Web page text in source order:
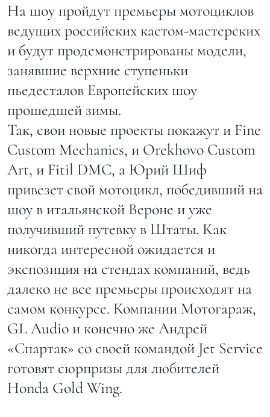
На шоу пройдут премьеры мотоциклов
ведущих российских кастом-мастерских
и будут продемонстрированы модели,
занявшие верхние ступеньки
пьедесталов Европейских шоу
прошедшей зимы.
Так, свои новые проекты покажут и Fine
Custom Mechanics, и Orekhovo Custom
Art, и Fitil DMC, а Юрий Шиф
привезет свой мотоцикл, победивший на
шоу в итальянской Вероне и уже
получивший путевку в Штаты. Как
никогда интересной ожидается и
экспозиция на стендах компаний, ведь
далеко не все премьеры происходят на
самом конкурсе. Компании Мотогараж,
GL Audio и конечно же Андрей
«Спартак» со своей командой Jet Service
готовят сюрпризы для любителей
Honda Gold Wing.